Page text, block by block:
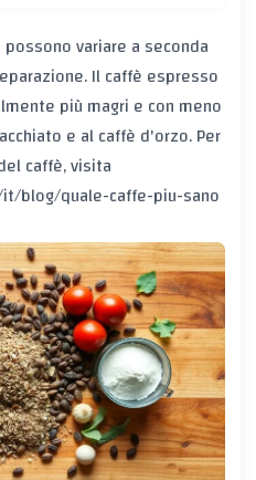
variare a seconda
Il caffè espresso
più magri e con meno
e al caffè d'orzo. Per
caffè, visita
blog/quale-caffe-piu-sano